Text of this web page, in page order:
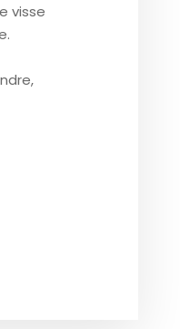
visse